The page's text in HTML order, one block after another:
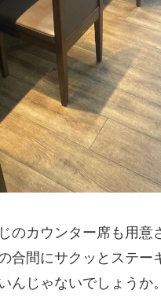
のカウンター席も用意
合間にサクッとステー
んじゃないでしょうか。